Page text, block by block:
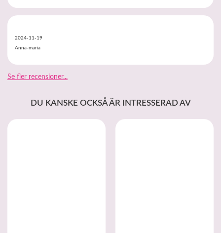
2024-11-19
Anna-maria
Se fler recensioner...
DU KANSKE OCKSÅ ÄR INTRESSERAD AV